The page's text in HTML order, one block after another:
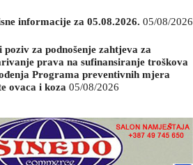
informacije za 05.08.2026. 05/08/2026
poziv za podnošenje zahtjeva za
prava na sufinansiranje troškova
Programa preventivnih mjera
ovaca i koza 05/08/2026